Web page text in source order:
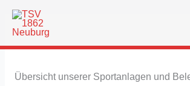
Inhalt
springen
Übersicht unserer Sportanlagen und